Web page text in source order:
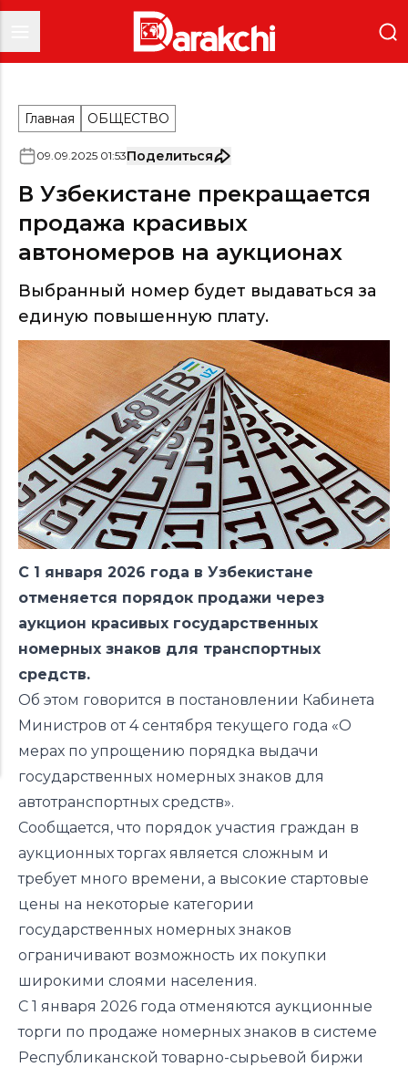
Главная ОБЩЕСТВО
09.09.2025 01:53Поделиться
В Узбекистане прекращается
продажа красивых
автономеров на аукционах
Выбранный номер будет выдаваться за
единую повышенную плату.
С 1 января 2026 года в Узбекистане
отменяется порядок продажи через
аукцион красивых государственных
номерных знаков для транспортных
средств.
Об этом говорится в постановлении Кабинета
Министров от 4 сентября текущего года «О
мерах по упрощению порядка выдачи
государственных номерных знаков для
автотранспортных средств».
Сообщается, что порядок участия граждан в
аукционных торгах является сложным и
требует много времени, а высокие стартовые
цены на некоторые категории
государственных номерных знаков
ограничивают возможность их покупки
широкими слоями населения.
С 1 января 2026 года отменяются аукционные
торги по продаже номерных знаков в системе
Республиканской товарно-сырьевой биржи